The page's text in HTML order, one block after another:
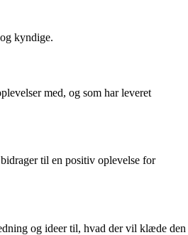
kyndige.
med, og som har leveret
til en positiv oplevelse for
og ideer til, hvad der vil klæde den